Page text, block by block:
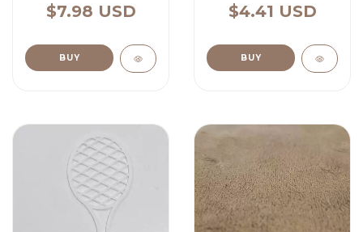
$7.98 USD
(cópia) (cópia) (cópia)
(cópia)
$4.41 USD
BUY